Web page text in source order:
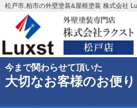
松戸市,柏市の外壁塗装&屋根塗装 株式会社
今まで関わらせて頂いた
大切なお客様のお便り